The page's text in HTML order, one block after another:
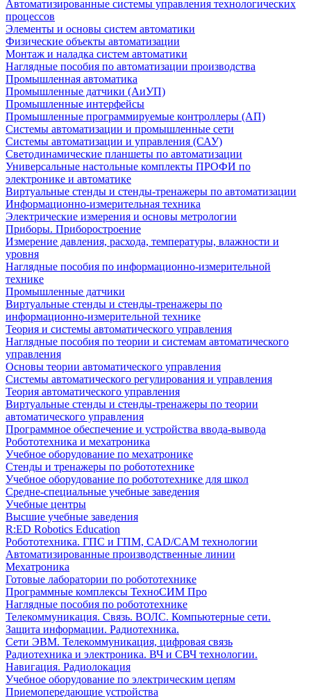
Автоматизированные системы управления технологических
процессов
Элементы и основы систем автоматики
Физические объекты автоматизации
Монтаж и наладка систем автоматики
Наглядные пособия по автоматизации производства
Промышленная автоматика
Промышленные датчики (АиУП)
Промышленные интерфейсы
Промышленные программируемые контроллеры (АП)
Системы автоматизации и промышленные сети
Системы автоматизации и управления (САУ)
Светодинамические планшеты по автоматизации
Универсальные настольные комплекты ПРОФИ по
электронике и автоматике
Виртуальные стенды и стенды-тренажеры по автоматизации
Информационно-измерительная техника
Электрические измерения и основы метрологии
Приборы. Приборостроение
Измерение давления, расхода, температуры, влажности и
уровня
Наглядные пособия по информационно-измерительной
технике
Промышленные датчики
Виртуальные стенды и стенды-тренажеры по
информационно-измерительной технике
Теория и системы автоматического управления
Наглядные пособия по теории и системам автоматического
управления
Основы теории автоматического управления
Системы автоматического регулирования и управления
Теория автоматического управления
Виртуальные стенды и стенды-тренажеры по теории
автоматического управления
Программное обеспечение и устройства ввода-вывода
Робототехника и мехатроника
Учебное оборудование по мехатронике
Стенды и тренажеры по робототехнике
Учебное оборудование по робототехнике для школ
Средне-специальные учебные заведения
Учебные центры
Высшие учебные заведения
R:ED Robotics Education
Робототехника. ГПС и ГПМ, CAD/CAM технологии
Автоматизированные производственные линии
Мехатроника
Готовые лаборатории по робототехнике
Программные комплексы ТехноСИМ Про
Наглядные пособия по робототехнике
Телекоммуникация. Связь. ВОЛС. Компьютерные сети.
Защита информации. Радиотехника.
Сети ЭВМ. Телекоммуникация, цифровая связь
Радиотехника и электроника. ВЧ и СВЧ технологии.
Навигация. Радиолокация
Учебное оборудование по электрическим цепям
Приемопередающие устройства